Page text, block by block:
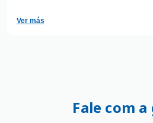
Ver más
Fale com